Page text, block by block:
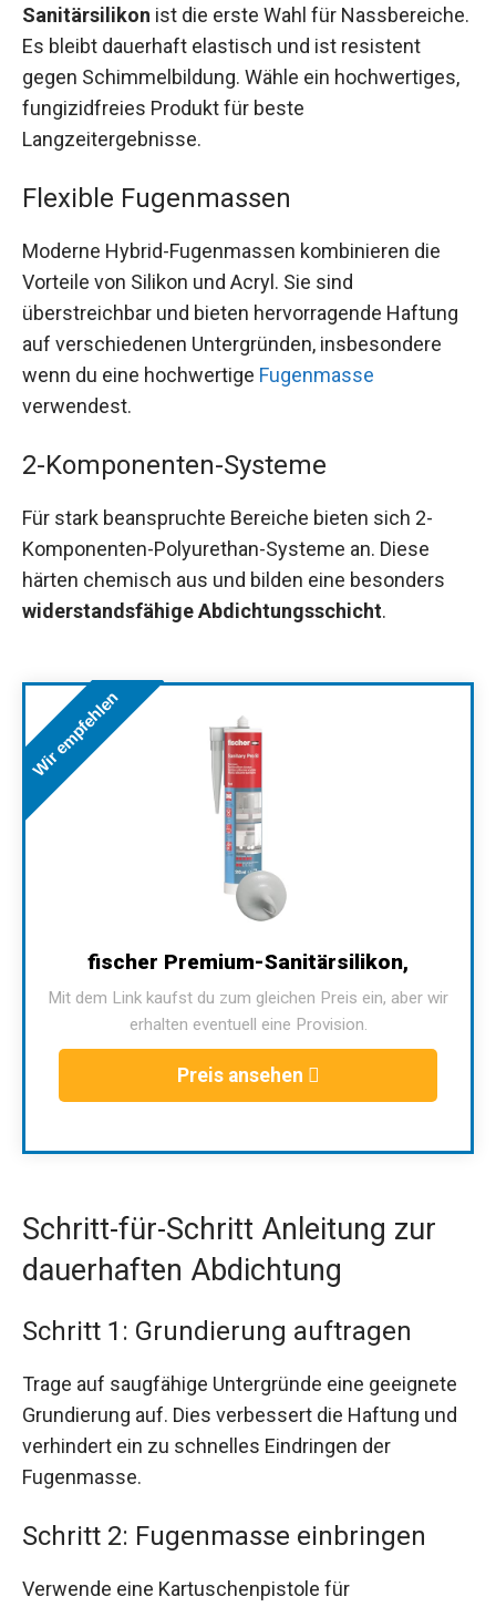
Sanitärsilikon ist die erste Wahl für Nassbereiche.
Es bleibt dauerhaft elastisch und ist resistent
gegen Schimmelbildung. Wähle ein hochwertiges,
fungizidfreies Produkt für beste
Langzeitergebnisse.
Flexible Fugenmassen
Moderne Hybrid-Fugenmassen kombinieren die
Vorteile von Silikon und Acryl. Sie sind
überstreichbar und bieten hervorragende Haftung
auf verschiedenen Untergründen, insbesondere
wenn du eine hochwertige Fugenmasse
verwendest.
2-Komponenten-Systeme
Für stark beanspruchte Bereiche bieten sich 2-
Komponenten-Polyurethan-Systeme an. Diese
härten chemisch aus und bilden eine besonders
widerstandsfähige Abdichtungsschicht.
Wir empfehlen
fischer Premium-Sanitärsilikon,
Mit dem Link kaufst du zum gleichen Preis ein, aber wir
erhalten eventuell eine Provision.
Preis ansehen
Schritt-für-Schritt Anleitung zur
dauerhaften Abdichtung
Schritt 1: Grundierung auftragen
Trage auf saugfähige Untergründe eine geeignete
Grundierung auf. Dies verbessert die Haftung und
verhindert ein zu schnelles Eindringen der
Fugenmasse.
Schritt 2: Fugenmasse einbringen
Verwende eine Kartuschenpistole für